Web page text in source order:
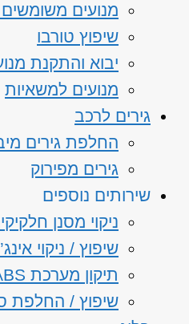
מנועים
שיפוץ טורבו
יבוא והתקנת
מנועים למשאיות
גירים לרכב
החלפת גירים
גירים מפירוק
שירותים נוספים
ניקוי מסנן
שיפוץ / ניקוי
תיקון מערכת ABS
שיפוץ / החלפת